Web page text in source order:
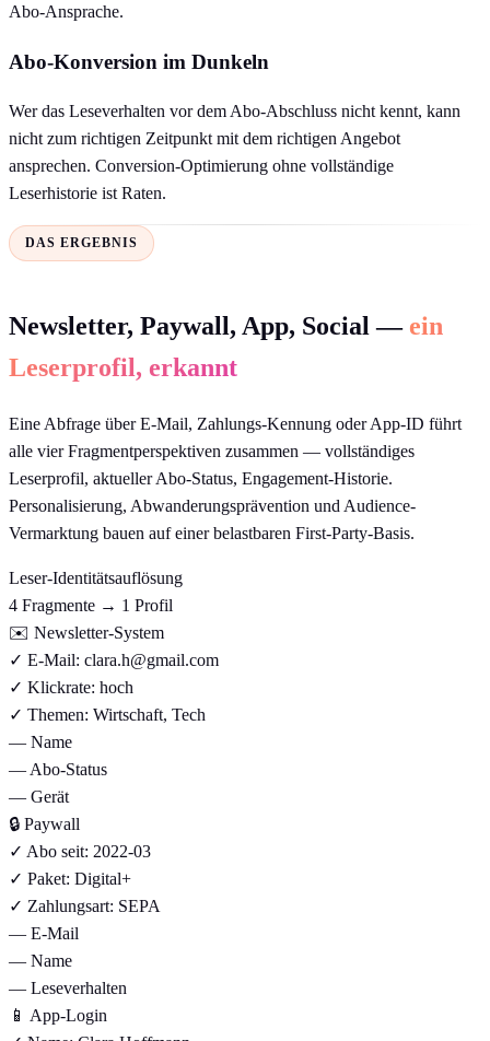
Abo-Ansprache.
Abo-Konversion im Dunkeln
Wer das Leseverhalten vor dem Abo-Abschluss nicht kennt, kann
nicht zum richtigen Zeitpunkt mit dem richtigen Angebot
ansprechen. Conversion-Optimierung ohne vollständige
Leserhistorie ist Raten.
DAS ERGEBNIS
Newsletter, Paywall, App, Social —ein
Leserprofil, erkannt
Eine Abfrage über E-Mail, Zahlungs-Kennung oder App-ID führt
alle vier Fragmentperspektiven zusammen — vollständiges
Leserprofil, aktueller Abo-Status, Engagement-Historie.
Personalisierung, Abwanderungsprävention und Audience-
Vermarktung bauen auf einer belastbaren First-Party-Basis.
Leser-Identitätsauflösung
4 Fragmente → 1 Profil
✉️ Newsletter-System
✓ E-Mail: clara.h@gmail.com
✓ Klickrate: hoch
✓ Themen: Wirtschaft, Tech
— Name
— Abo-Status
— Gerät
🔒 Paywall
✓ Abo seit: 2022-03
✓ Paket: Digital+
✓ Zahlungsart: SEPA
— E-Mail
— Name
— Leseverhalten
📱 App-Login